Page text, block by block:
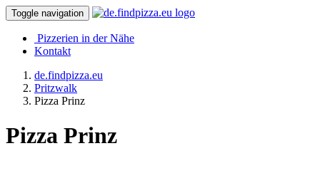
Toggle navigation
Pizzerien in der Nähe
Kontakt
de.findpizza.eu
Pritzwalk
Pizza Prinz
Pizza Prinz